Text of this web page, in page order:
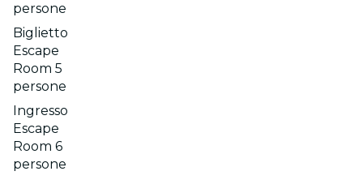
persone
Biglietto
Escape
Room 5
persone
Ingresso
Escape
Room 6
persone